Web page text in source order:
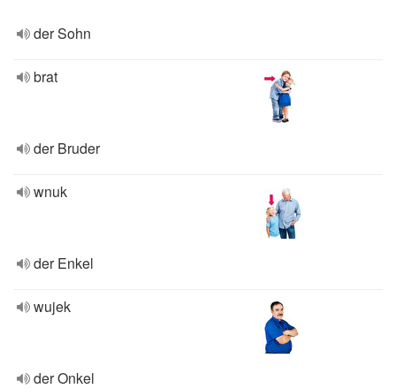
der Sohn
brat
der Bruder
wnuk
der Enkel
wujek
der Onkel